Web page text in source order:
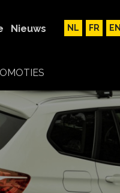
Nieuws NL FR EN